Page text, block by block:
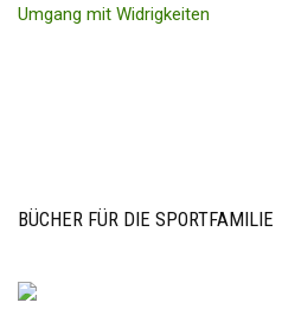
Umgang mit Widrigkeiten
BÜCHER FÜR DIE SPORTFAMILIE